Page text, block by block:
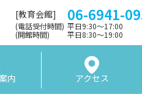
[教育会館] 06-6941-
(電話受付時間) 平日9:30〜17:00
(開館時間)
平日8:30〜19:00
内 アクセス